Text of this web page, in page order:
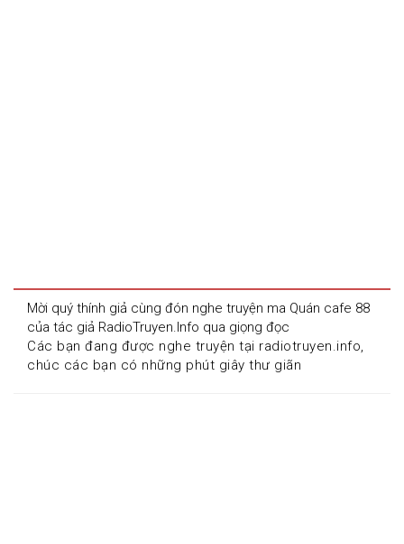
Mời quý thính giả cùng đón nghe truyện ma Quán cafe 88
của tác giả RadioTruyen.Info qua giọng đọc
Các bạn đang được nghe truyện tại radiotruyen.info,
chúc các bạn có những phút giây thư giãn